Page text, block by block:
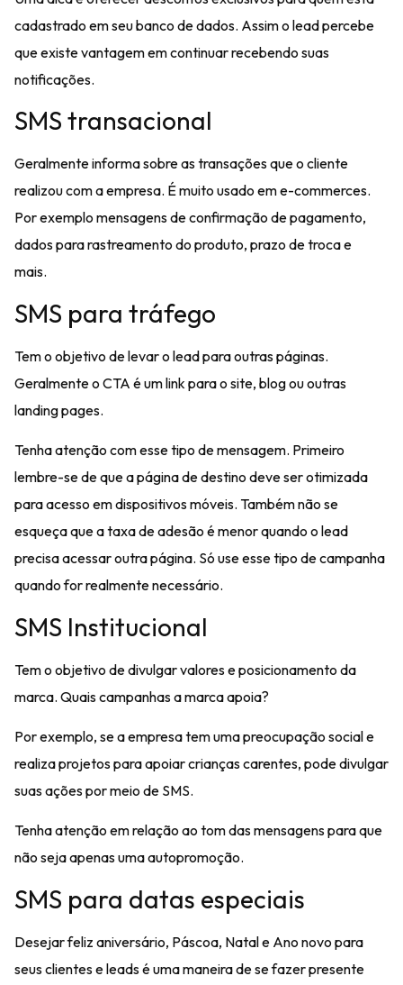
cadastrado em seu banco de dados. Assim o lead percebe
que existe vantagem em continuar recebendo suas
notificações.
SMS transacional
Geralmente informa sobre astransações que o cliente
realizou com a empresa. É muito usado em e-commerces.
Por exemplo mensagens de confirmação de pagamento,
dados para rastreamento do produto, prazo de troca e
mais.
SMS para tráfego
Tem o objetivo de levar o lead para outras páginas.
Geralmente o CTA é um link para o site, blog ou outras
landing pages.
Tenha atenção com esse tipo de mensagem. Primeiro
lembre-se de que a página de destino deve ser otimizada
para acesso em dispositivos móveis. Também não se
esqueça que a taxa de adesão é menor quando o lead
precisa acessar outra página. Só use esse tipo de campanha
quando for realmente necessário.
SMS Institucional
Tem o objetivo de divulgar valores e posicionamento da
marca. Quais campanhas a marca apoia?
Por exemplo, se a empresa tem uma preocupação social e
realiza projetos para apoiar crianças carentes, pode divulgar
suas ações por meio de SMS.
Tenha atenção em relação ao tom das mensagens para que
não seja apenas uma autopromoção.
SMS para datas especiais
Desejar feliz aniversário, Páscoa, Natal e Ano novo para
seus clientes e leads é uma maneira de se fazer presente